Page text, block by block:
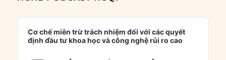
Audio
Player
Cơ chế miễn trừ trách nhiệm đối với các quyết
định đầu tư khoa học và công nghệ rủi ro cao